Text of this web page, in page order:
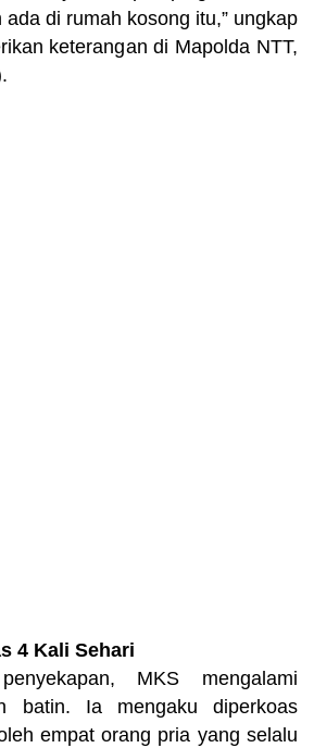
di rumah kosong itu,” ungkap
keterangan di Mapolda NTT,
4 Kali Sehari
MKS mengalami
batin. Ia mengaku diperkoas
empat orang pria yang selalu